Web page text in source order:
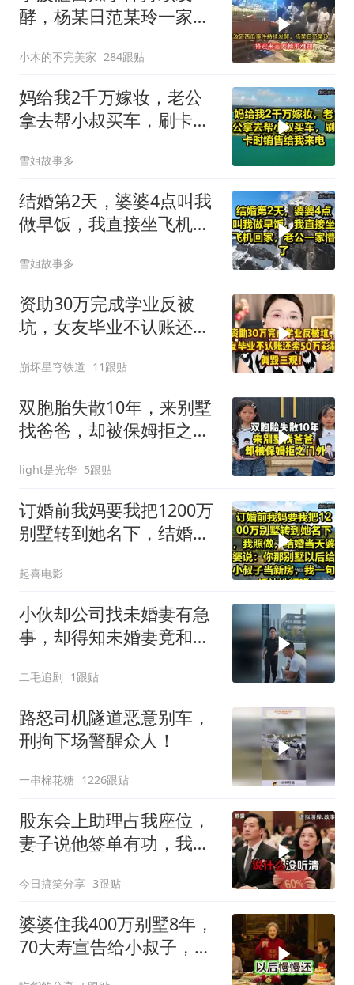
酵，杨某日范某玲一家，
小木的不完美家 284跟贴
妈给我2千万嫁妆，老公
拿去帮小叔买车，刷卡时
雪姐故事多
结婚第2天，婆婆4点叫我
做早饭，我直接坐飞机回
雪姐故事多
资助30万完成学业反被
坑，女友毕业不认账还索
崩坏星穹铁道 11跟贴
双胞胎失散10年，来别墅
找爸爸，却被保姆拒之门
light是光华 5跟贴
订婚前我妈要我把1200万
别墅转到她名下，结婚当
叔子当新房
起喜电影
小伙却公司找未婚妻有急
事，却得知未婚妻竟和别
二毛追剧 1跟贴
路怒司机隧道恶意别车，
刑拘下场警醒众人！
一串棉花糖 1226跟贴
股东会上助理占我座位，
妻子说他签单有功，我抛
给他当
今日搞笑分享 3跟贴
婆婆住我400万别墅8年，
70大寿宣告给小叔子，